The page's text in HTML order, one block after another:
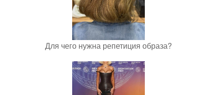
Для чего нужна репетиция образа?